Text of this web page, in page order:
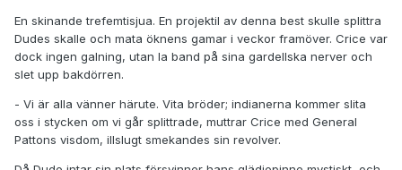
En skinande trefemtisjua. En projektil av denna best skulle splittra
Dudes skalle och mata öknens gamar i veckor framöver. Crice var
dock ingen galning, utan la band på sina gardellska nerver och
slet upp bakdörren.
- Vi är alla vänner härute. Vita bröder; indianerna kommer slita
oss i stycken om vi går splittrade, muttrar Crice med General
Pattons visdom, illslugt smekandes sin revolver.